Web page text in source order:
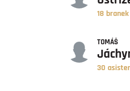
18 branek
TOMÁŠ
30